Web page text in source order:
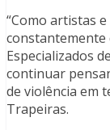
“Como artistas
constantemente
Especializados
continuar
de violência em
Trapeiras.